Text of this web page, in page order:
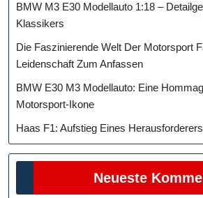
BMW M3 E30 Modellauto 1:18 –
Klassikers
Die Faszinierende Welt Der Motorsport
Leidenschaft Zum Anfassen
BMW E30 M3 Modellauto: Eine
Motorsport-Ikone
Haas F1: Aufstieg Eines
Neueste